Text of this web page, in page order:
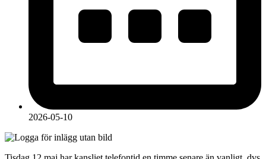
2026-05-10